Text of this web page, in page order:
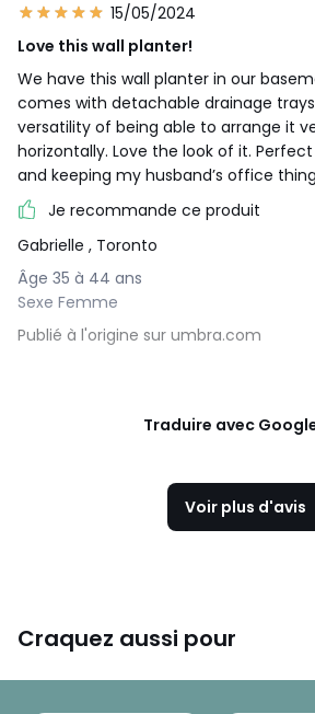
15/05/2024
Love this wall planter!
We have this wall planter in our
comes with detachable drainage
versatility of being able to arrange it
horizontally. Love the look of it.
and keeping my husband’s office
Je recommande ce produit
Gabrielle , Toronto
Âge 35 à 44 ans
Sexe Femme
Publié à l'origine sur umbra.com
Traduire avec
Voir plus d'avis
Craquez aussi pour